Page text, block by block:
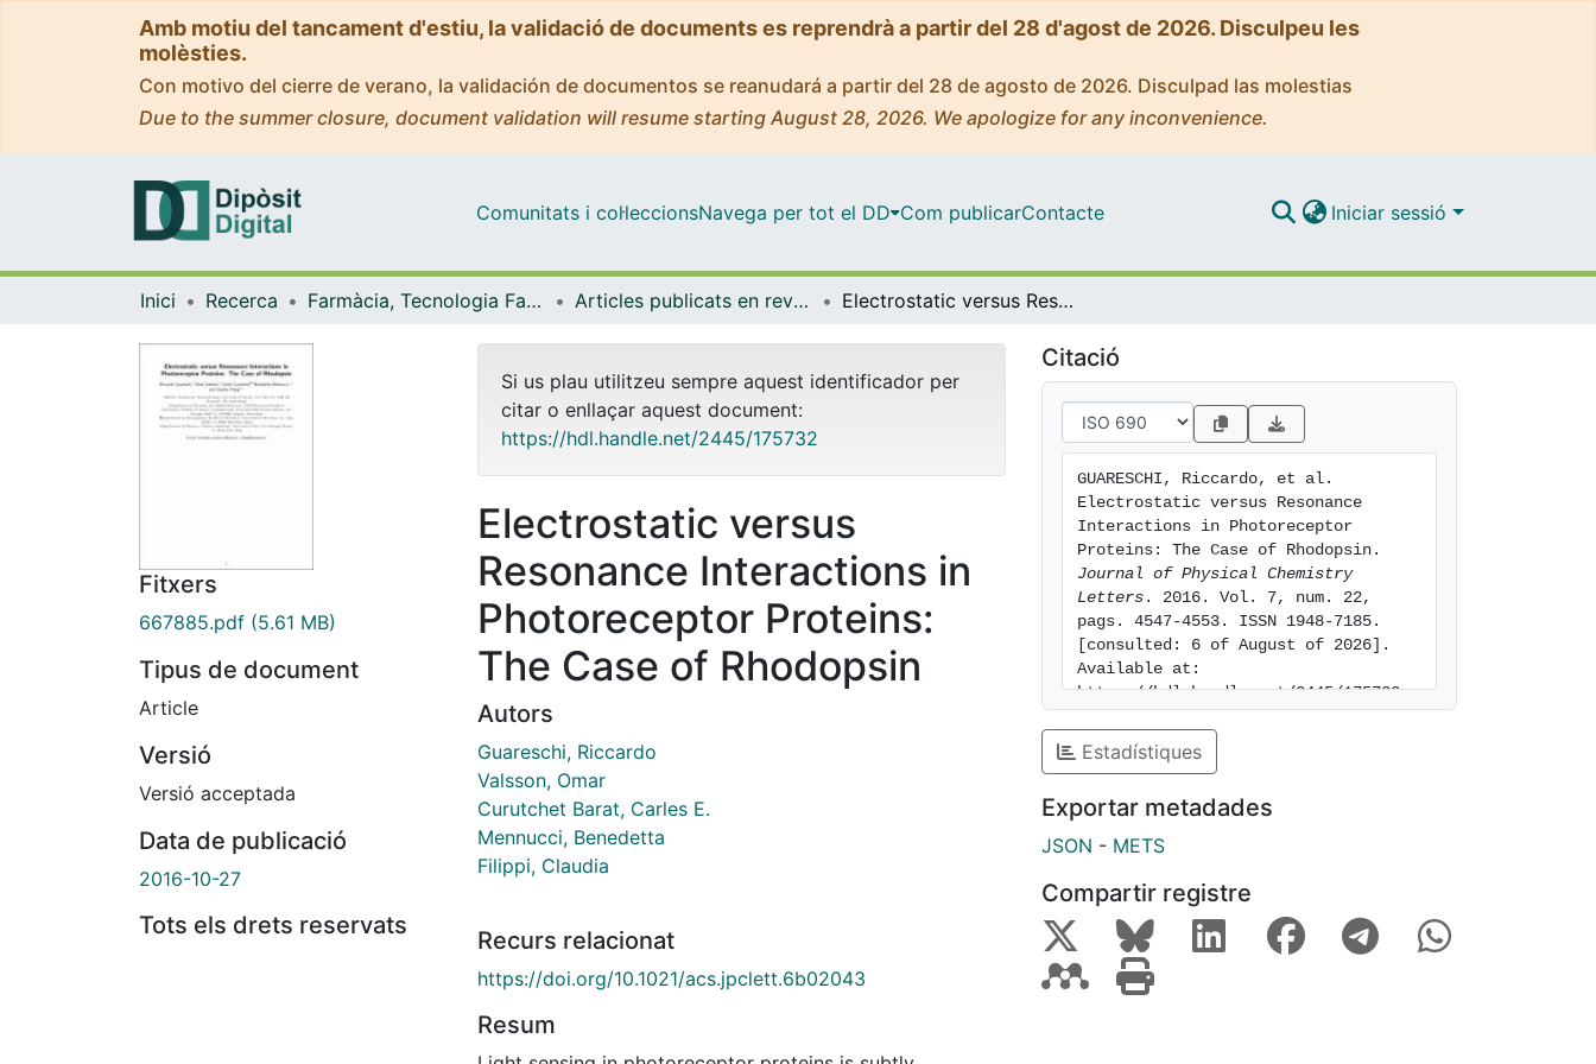
Amb motiu del tancament d'estiu, la validació de documents es reprendrà a partir del 28 d'agost de 2026. Disculpeu les
molèsties.
Con motivo del cierre de verano, la validación de documentos se reanudará a partir del 28 de agosto de 2026. Disculpad las molestias
Due to the summer closure, document validation will resume starting August 28, 2026. We apologize for any inconvenience.
Comunitats i col·leccionsNavega per tot el DD Com publicarContacte Iniciar sessió
Inici Recerca Farmàcia, Tecnologia Farmacèutica i Fisicoquímica Articles publicats en revistes (Farmàcia, Tecnologia Farmacèutica i Fisicoquímica) Electrostatic versus Resonance Interactions in Photoreceptor Proteins: The Case of Rhodopsin
Fitxers
667885.pdf (5.61 MB)
Tipus de document
Article
Versió
Versió acceptada
Data de publicació
2016-10-27
Tots els drets reservats
Si us plau utilitzeu sempre aquest identificador per
citar o enllaçar aquest document:
https://hdl.handle.net/2445/175732
Electrostatic versus
Resonance Interactions in
Photoreceptor Proteins:
The Case of Rhodopsin
Autors
Guareschi, Riccardo
Valsson, Omar
Curutchet Barat, Carles E.
Mennucci, Benedetta
Filippi, Claudia
Recurs relacionat
https://doi.org/10.1021/acs.jpclett.6b02043
Resum
Citació
GUARESCHI, Riccardo, et al.
Electrostatic versus Resonance
Interactions in Photoreceptor
Journal of Physical Chemistry
Letters . 2016. Vol. 7, num. 22,
pags. 4547-4553. ISSN 1948-7185.
[consulted: 6 of August of 2026].
Available at:
https://hdl.handle.net/2445/175732
Estadístiques
Exportar metadades
JSON - METS
Compartir registre